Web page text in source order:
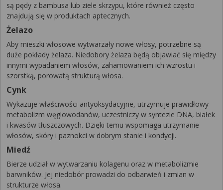
są pędy z bambusa lub ziele skrzypu, które również często
znajdują się w produktach aptecznych.
Żelazo
Aby mieszki włosowe wytwarzały nowe włosy, potrzebne są
duże pokłady żelaza. Niedobory żelaza będą objawiać się między
innymi wypadaniem włosów, zahamowaniem ich wzrostu i
szorstką, porowatą strukturą włosa.
Cynk
Wykazuje właściwości antyoksydacyjne, utrzymuje prawidłowy
metabolizm węglowodanów, uczestniczy w syntezie DNA, białek
i kwasów tłuszczowych. Dzięki temu wspomaga utrzymanie
włosów, skóry i paznokci w dobrym stanie i kondycji.
Miedź
Bierze udział w wytwarzaniu kolagenu oraz w metabolizmie
barwników. Jej niedobór prowadzi do odbarwień i zmian w
strukturze włosa.